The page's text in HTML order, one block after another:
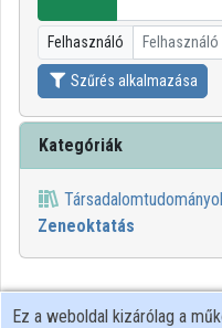
Intézmények
Közreműködők
Felhasználó Felhasználó
Szűrés alkalmazása
Kategóriák
Zeneoktatás
Ez a weboldal kizárólag a